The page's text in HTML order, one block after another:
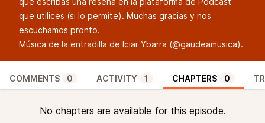
que utilices (si lo permite). Muchas gracias y nos
escuchamos pronto.
Música de la entradilla de Iciar Ybarra (@gaudeamusica).
COMMENTS 0 ACTIVITY 1 CHAPTERS 0
No chapters are available for this episode.